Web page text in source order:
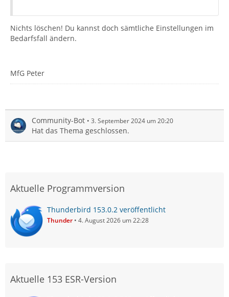
Nichts löschen! Du kannst doch sämtliche Einstellungen im
Bedarfsfall ändern.
MfG Peter
Community-Bot 3. September 2024 um 20:20
Hat das Thema geschlossen.
Aktuelle Programmversion
Thunderbird 153.0.2 veröffentlicht
Thunder 4. August 2026 um 22:28
Aktuelle 153 ESR-Version